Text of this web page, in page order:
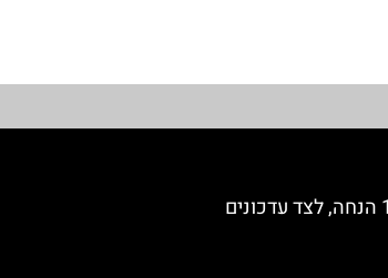
הצטרפי למועדון החברות וקבלי קופון 10% הנחה, לצד עדכונים